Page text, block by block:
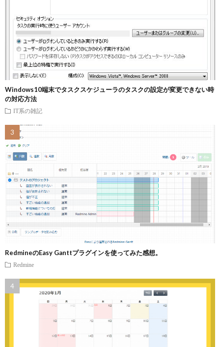
Windows10端末でタスクスケジューラのタスクの設定が変更できない時
の対応方法
IT系の雑記
RedmineのEasy Ganttプラグインを使ってみた感想。
Redmine